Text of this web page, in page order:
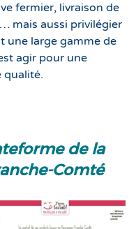
fermier, livraison de
mais aussi privilégier
une large gamme de
agir pour une
qualité.
de la
Comté